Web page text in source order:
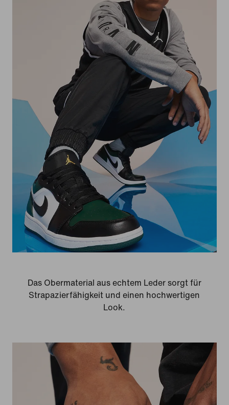
Das Obermaterial aus echtem Leder sorgt für
Strapazierfähigkeit und einen hochwertigen
Look.